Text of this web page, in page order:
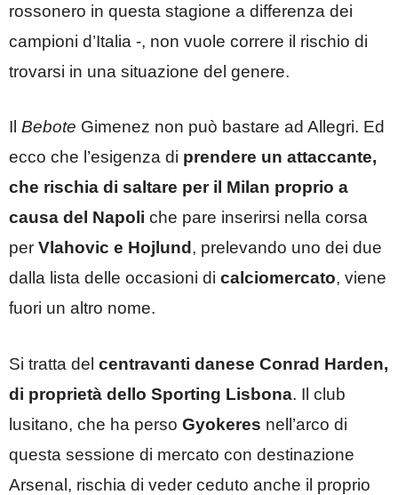
rossonero in questa stagione a differenza dei
campioni d’Italia -, non vuole correre il rischio di
trovarsi in una situazione del genere.
Il Bebote Gimenez non può bastare ad Allegri. Ed
ecco che l’esigenza di prendere un attaccante,
che rischia di saltare per il Milan proprio a
causa del Napoli che pare inserirsi nella corsa
per Vlahovic e Hojlund , prelevando uno dei due
dalla lista delle occasioni di calciomercato, viene
fuori un altro nome.
Si tratta del centravanti danese Conrad Harden,
di proprietà dello Sporting Lisbona. Il club
lusitano, che ha perso Gyokeres nell’arco di
questa sessione di mercato con destinazione
Arsenal, rischia di veder ceduto anche il proprio